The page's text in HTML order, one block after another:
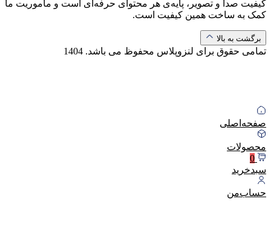
کیفیت صدا و تصویر، پایه‌ی هر محتوای حرفه‌ای است و مأموریت ما
کمک به ساخت همین کیفیت است.
برگشت به بالا
تمامی حقوق برای لنزوپلاس محفوظ می باشد. 1404
صفحه‌اصلی
محصولات
0
سبد‌خرید
حساب‌من